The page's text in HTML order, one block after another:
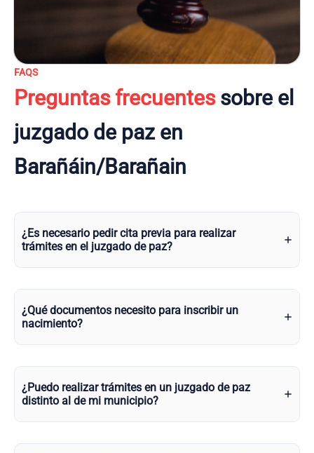
FAQS
Preguntas frecuentessobre el
juzgado de paz en
Barañáin/Barañain
¿Es necesario pedir cita previa para realizar
trámites en el juzgado de paz?
¿Qué documentos necesito para inscribir un
nacimiento?
¿Puedo realizar trámites en un juzgado de paz
distinto al de mi municipio?